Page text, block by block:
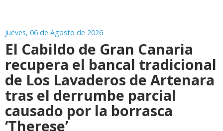
Jueves, 06 de Agosto de 2026
El Cabildo de Gran Canaria
recupera el bancal tradicional
de Los Lavaderos de Artenara
tras el derrumbe parcial
causado por la borrasca
‘Therese’